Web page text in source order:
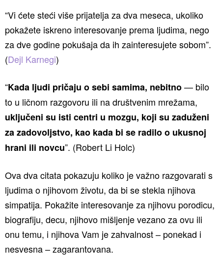
“Vi ćete steći više prijatelja za dva meseca, ukoliko
pokažete iskreno interesovanje prema ljudima, nego
za dve godine pokušaja da ih zainteresujete sobom”.
(Dejl Karnegi)
“Kada ljudi pričaju o sebi samima, nebitno— bilo
to u ličnom razgovoru ili na društvenim mrežama,
uključeni su isti centri u mozgu, koji su zaduženi
za zadovoljstvo, kao kada bi se radilo o ukusnoj
hrani ili novcu”. (Robert Li Holc)
Ova dva citata pokazuju koliko je važno razgovarati s
ljudima o njihovom životu, da bi se stekla njihova
simpatija. Pokažite interesovanje za njihovu porodicu,
biografiju, decu, njihovo mišljenje vezano za ovu ili
onu temu, i njihova Vam je zahvalnost – ponekad i
nesvesna – zagarantovana.